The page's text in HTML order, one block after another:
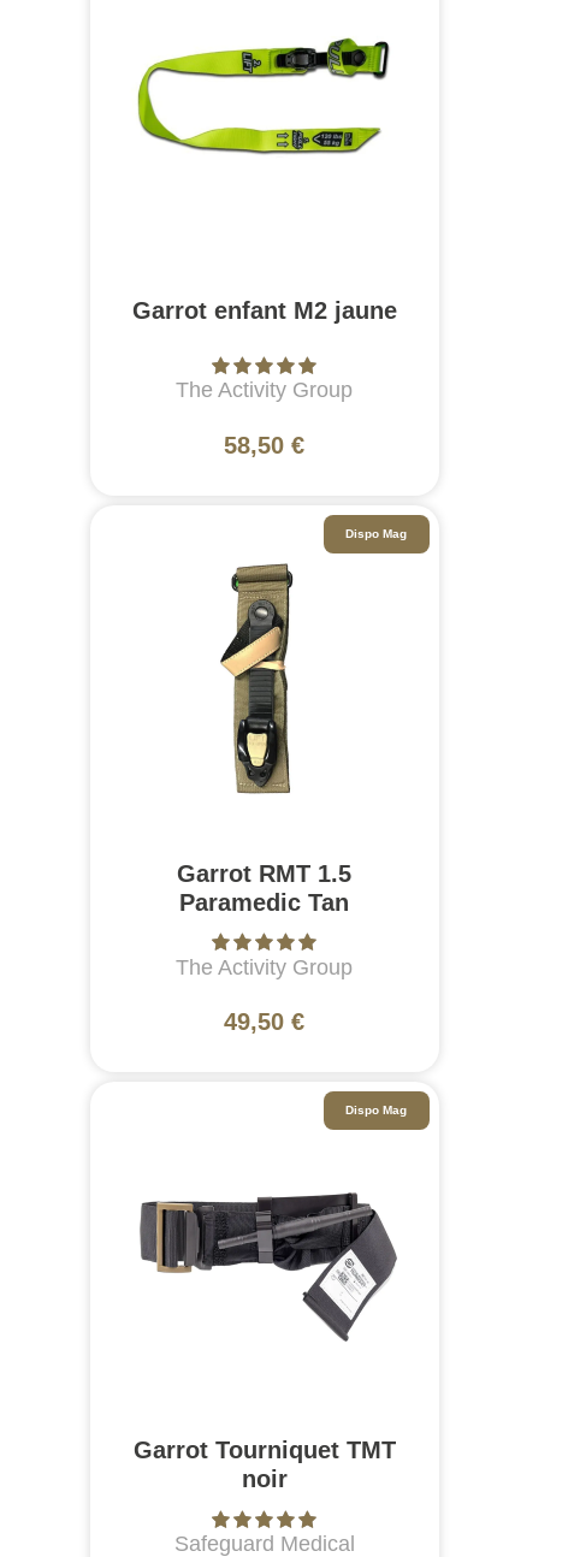
Garrot enfant M2 jaune
The Activity Group
58,50 €
Garrot RMT 1.5
Paramedic Tan
The Activity Group
49,50 €
Dispo Mag
Garrot Tourniquet TMT
noir
Safeguard Medical
Dispo Mag